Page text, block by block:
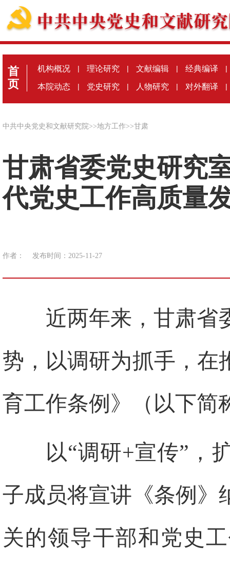
首
页
机构概况 | 理论研究 | 文献编辑 | 经典编译 |
本院动态 | 党史研究 | 人物研究 | 对外翻译 |
中共中央党史和文献研究院>>地方工作>>甘肃
甘肃省委党史研究
代党史工作高质量
作者： 发布时间：2025-11-27
近两年来，甘肃省
势，以调研为抓手，在
育工作条例》（以下简
以“调研+宣传”，
子成员将宣讲《条例》
关的领导干部和党史